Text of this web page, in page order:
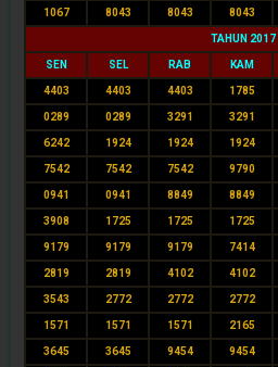
1067 8043 8043 8043
TAHUN 2017
SEN SEL RAB KAM
4403 4403 4403 1785
0289 0289 3291 3291
6242 1924 1924 1924
7542 7542 7542 9790
0941 0941 8849 8849
3908 1725 1725 1725
9179 9179 9179 7414
2819 2819 4102 4102
3543 2772 2772 2772
1571 1571 1571 2165
3645 3645 9454 9454